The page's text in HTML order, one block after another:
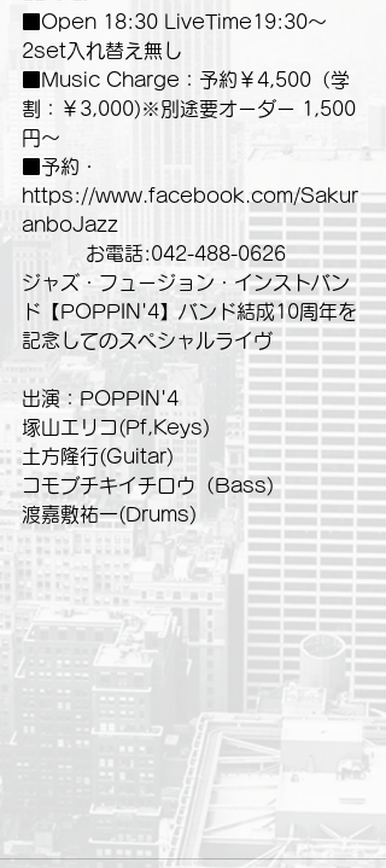
■Open 18:30 LiveTime19:30〜
2set入れ替え無し
■Music Charge：予約￥4,500（学
割：￥3,000)※別途要オーダー 1,500
円〜
■予約・
https://www.facebook.com/Sakur
anboJazz
お電話:042-488-0626
ジャズ・フュージョン・インストバン
ド【POPPIN'4】バンド結成10周年を
記念してのスペシャルライヴ
出演：POPPIN'4
塚山エリコ(Pf,Keys)
土方隆行(Guitar)
コモブチキイチロウ（Bass)
渡嘉敷祐一(Drums)